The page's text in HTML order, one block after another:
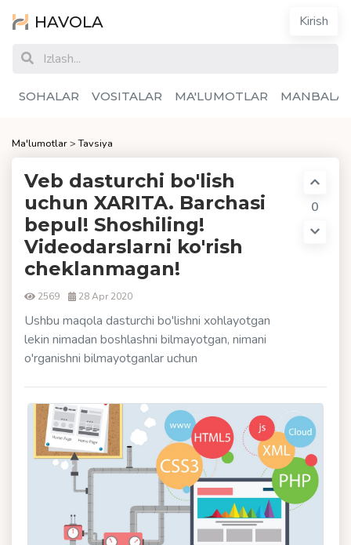
HAVOLA Kirish
SOHALAR VOSITALAR MA'LUMOTLAR
Ma'lumotlar>Tavsiya
Veb dasturchi bo'lish
uchun XARITA. Barchasi
bepul! Shoshiling!
Videodarslarni ko'rish
cheklanmagan!
2569 28 Apr 2020
Ushbu maqola dasturchi bo'lishni xohlayotgan
lekin nimadan boshlashni bilmayotgan, nimani
o'rganishni bilmayotganlar uchun
0